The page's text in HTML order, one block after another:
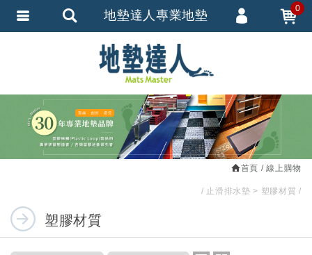
首頁 線上購物
止滑排水墊 塑膠材質
塑膠材質
地墊達人專業地墊 0
會員登入
會員註冊
忘記密碼
訂單查詢
追蹤清單
繁體中文